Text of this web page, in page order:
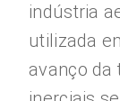
indústria
utilizada
avanço da